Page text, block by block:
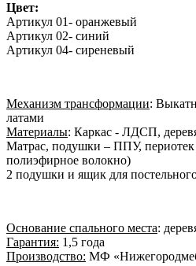
Цвет:
Артикул 01- оранжевый
Артикул 02- синий
Артикул 04- сиреневый
Механизм трансформации:
латами
Материалы: Каркас - ЛДСП,
Матрас, подушки – ППУ, периотек
полиэфирное волокно)
2 подушки и ящик для
Основание спального места:
Гарантия: 1,5 года
Производство: МФ